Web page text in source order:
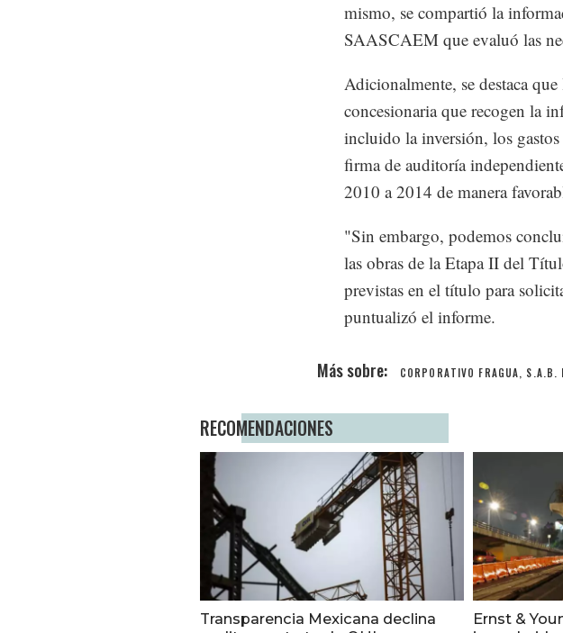
mismo, se compartió la
SAASCAEM que evaluó las
Adicionalmente, se destaca
concesionaria que recogen la
incluido la inversión, los
firma de auditoría
2010 a 2014 de manera
"Sin embargo, podemos
las obras de la Etapa II del
previstas en el título para
puntualizó el informe.
CORPORATIVO FRAGUA, S.A.B.
RECOMENDACIONES
Transparencia Mexicana declina
Ernst &